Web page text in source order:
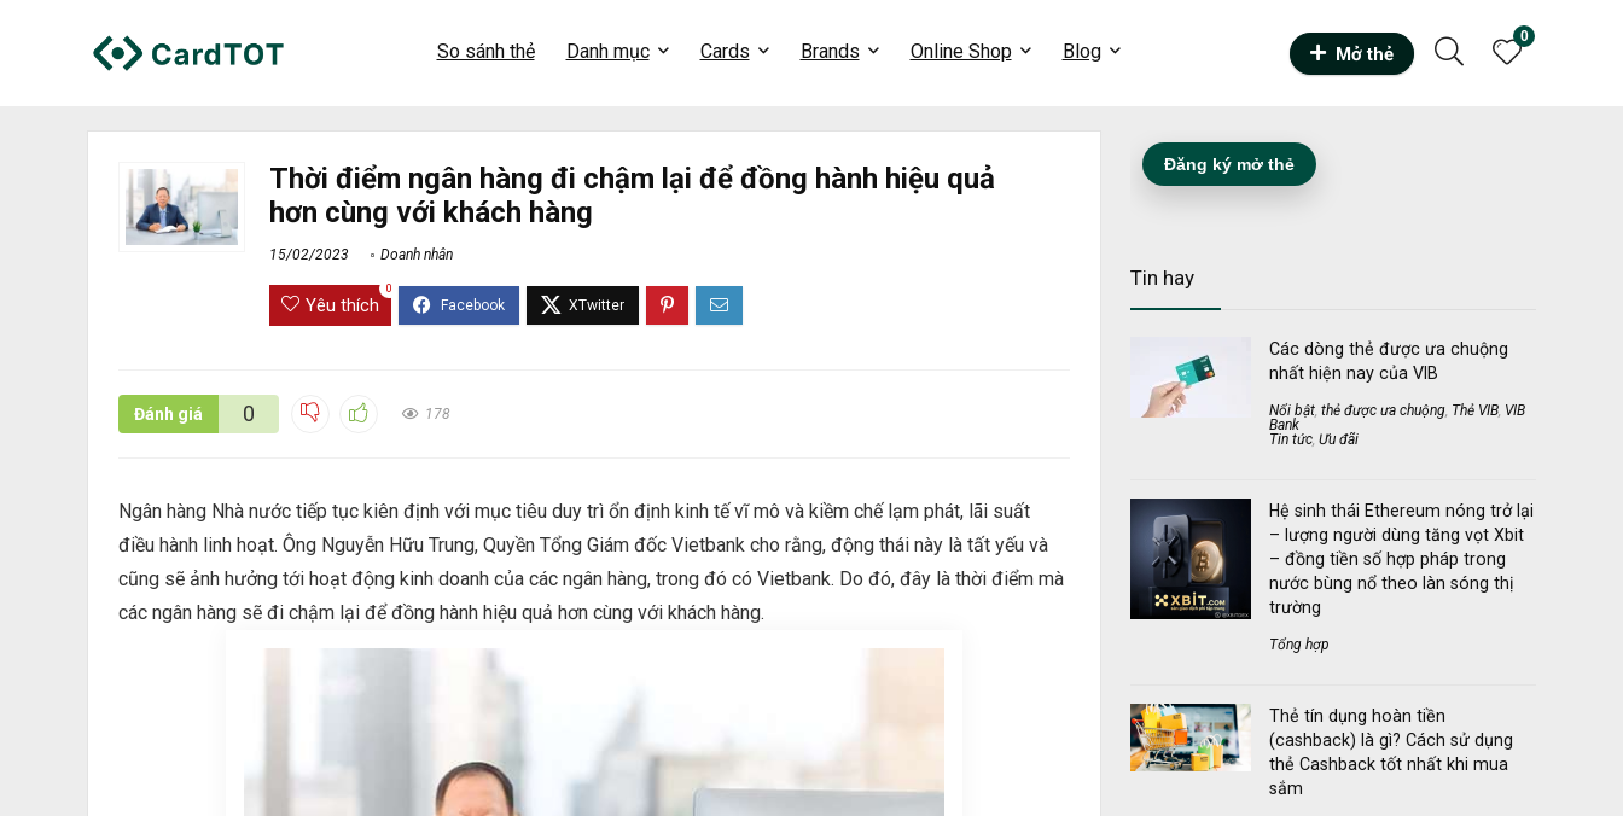
So sánh thẻ Danh mục Cards Brands Online Shop Blog Mở thẻ
0
Thời điểm ngân hàng đi chậm lại để đồng hành hiệu quả
hơn cùng với khách hàng
15/02/2023 Doanh nhân
Yêu thích
0
Đánh giá 0 178
Ngân hàng Nhà nước tiếp tục kiên định với mục tiêu duy trì ổn định kinh tế vĩ mô và kiềm chế lạm phát, lãi suất
điều hành linh hoạt. Ông Nguyễn Hữu Trung, Quyền Tổng Giám đốc Vietbank cho rằng, động thái này là tất yếu và
cũng sẽ ảnh hưởng tới hoạt động kinh doanh của các ngân hàng, trong đó có Vietbank. Do đó, đây là thời điểm mà
các ngân hàng sẽ đi chậm lại để đồng hành hiệu quả hơn cùng với khách hàng.
Đăng ký mở thẻ
Tin hay
Các dòng thẻ được ưa chuộng
nhất hiện nay của VIB
Nổi bật, thẻ được ưa chuộng, Thẻ VIB, VIB
Bank
Tin tức, Ưu đãi
Hệ sinh thái Ethereum nóng trở lại
– lượng người dùng tăng vọt Xbit
– đồng tiền số hợp pháp trong
nước bùng nổ theo làn sóng thị
trường
Tổng hợp
Thẻ tín dụng hoàn tiền
(cashback) là gì? Cách sử dụng
thẻ Cashback tốt nhất khi mua
sắm